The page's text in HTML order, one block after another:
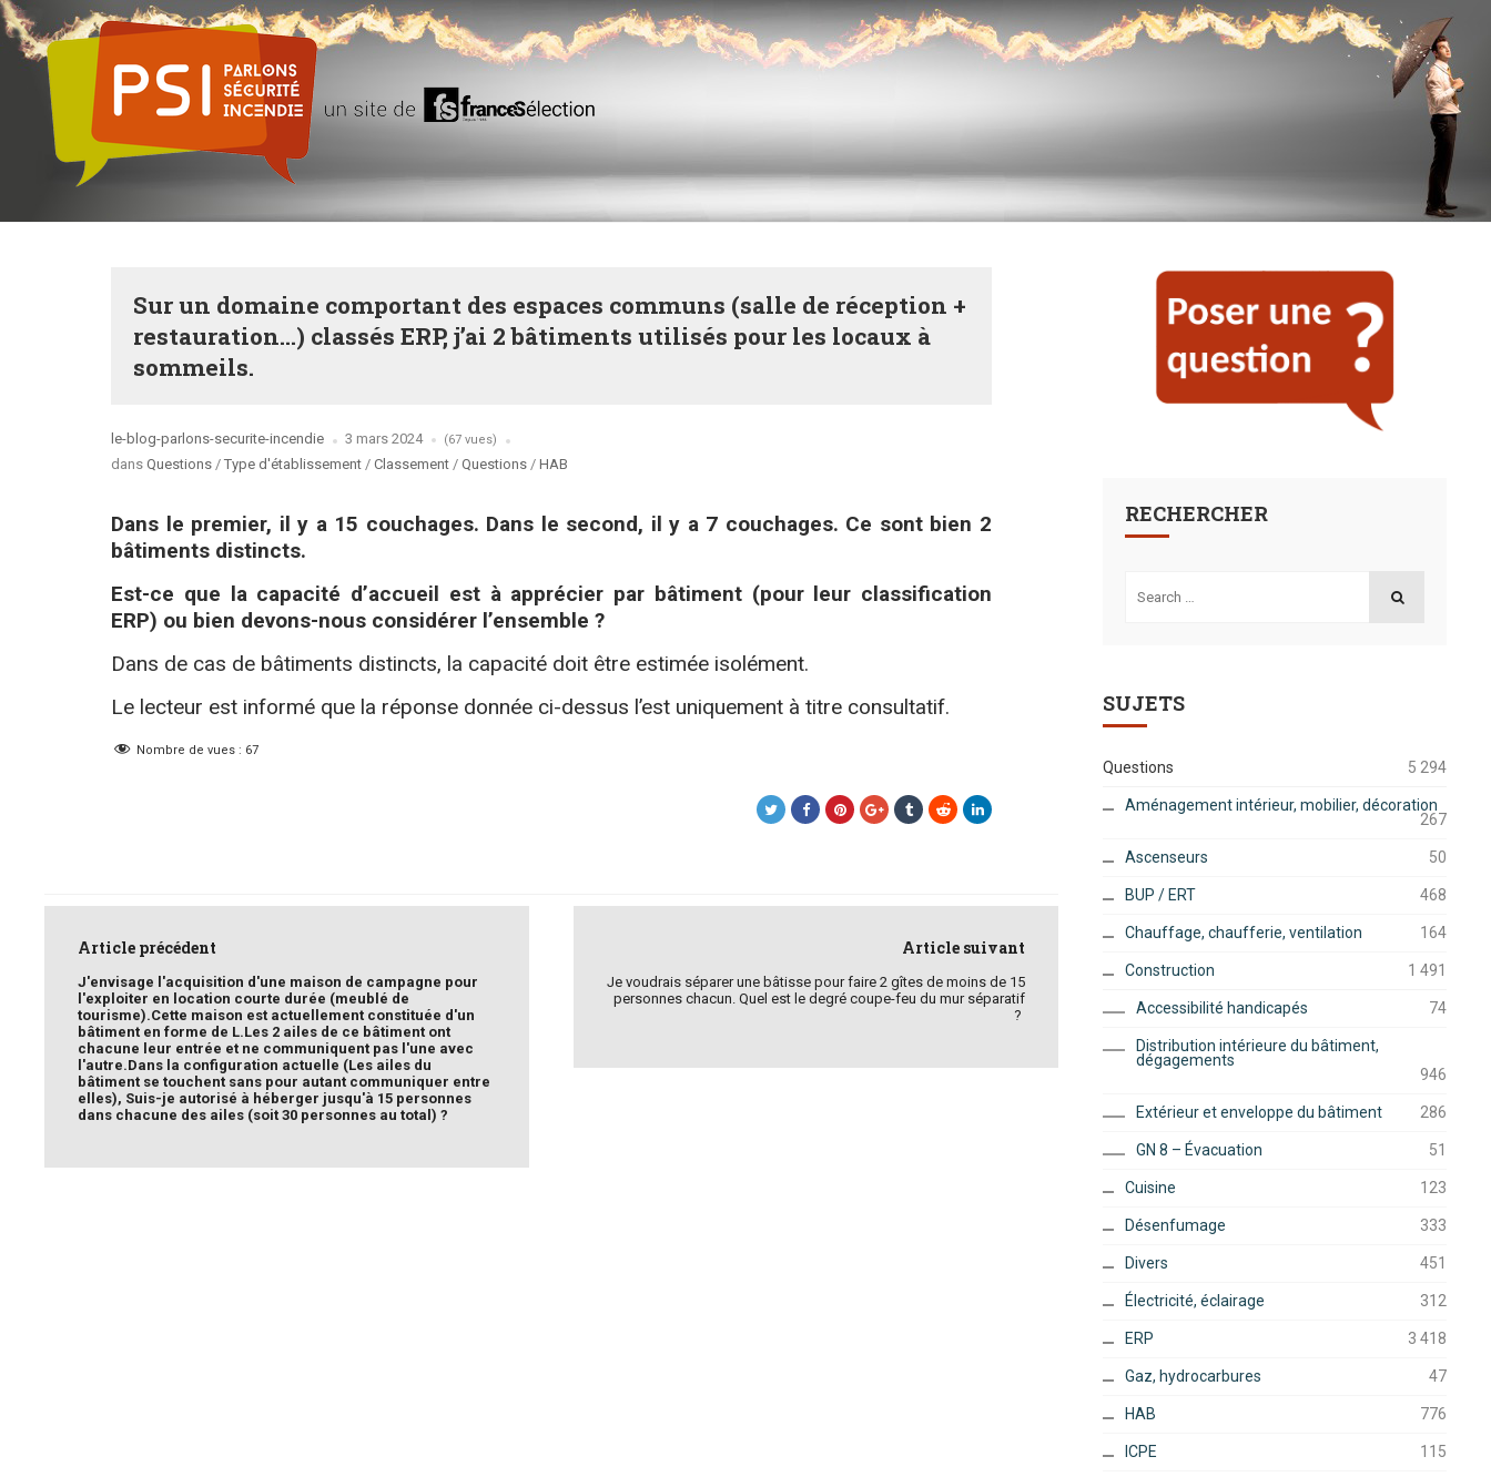
Sur un domaine comportant des espaces communs (salle de réception +
restauration…) classés ERP, j’ai 2 bâtiments utilisés pour les locaux à
sommeils.
Posted
by
le-blog-parlons-securite-incendie 3 mars 2024 (67 vues)
dans Posted
Questions / Type d'établissement / Classement / Questions / HAB
Dans le premier, il y a 15 couchages. Dans le second, il y a 7 couchages. Ce sont bien 2
bâtiments distincts.
Est-ce que la capacité d’accueil est à apprécier par bâtiment (pour leur classification
ERP) ou bien devons-nous considérer l’ensemble ?
Dans de cas de bâtiments distincts, la capacité doit être estimée isolément.
Le lecteur est informé que la réponse donnée ci-dessus l’est uniquement à titre consultatif.
Nombre de vues : 67
navigation
Article précédent
J'envisage l'acquisition d'une maison de campagne pour
l'exploiter en location courte durée (meublé de
tourisme).Cette maison est actuellement constituée d'un
bâtiment en forme de L.Les 2 ailes de ce bâtiment ont
chacune leur entrée et ne communiquent pas l'une avec
l'autre.Dans la configuration actuelle (Les ailes du
bâtiment se touchent sans pour autant communiquer entre
elles), Suis-je autorisé à héberger jusqu'à 15 personnes
dans chacune des ailes (soit 30 personnes au total) ?
Article suivant
Je voudrais séparer une bâtisse pour faire 2 gîtes de moins de 15
personnes chacun. Quel est le degré coupe-feu du mur séparatif
?
RECHERCHER
for:
SUJETS
Questions 5 294
Aménagement intérieur, mobilier, décoration
267
Ascenseurs 50
BUP / ERT 468
Chauffage, chaufferie, ventilation 164
Construction 1 491
Accessibilité handicapés 74
Distribution intérieure du bâtiment,
dégagements
946
Extérieur et enveloppe du bâtiment 286
GN 8 – Évacuation 51
Cuisine 123
Désenfumage 333
Divers 451
Électricité, éclairage 312
ERP 3 418
Gaz, hydrocarbures 47
HAB 776
ICPE 115